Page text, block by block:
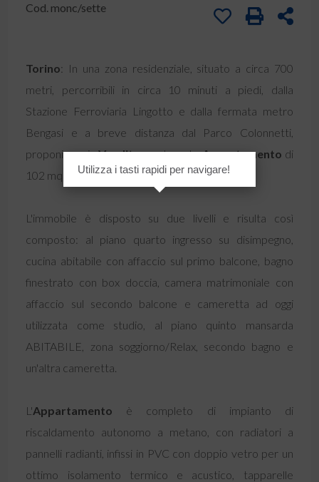
Cod. monc/sette
Torino: In una zona residenziale, situato a circa 700
metri, percorribili in circa 10 minuti a piedi, dalla
Stazione Ferroviaria Lingotto e dalla fermata metro
Bengasi e a breve distanza dal Parco Colonnetti,
proponiamo inVenditaun eleganteAppartamento di
102 mq completamente ristrutturato nel 2016.
L'immobile è disposto su due livelli e risulta così
composto: al piano quarto ingresso su disimpegno,
cucina abitabile con affaccio sul primo balcone, bagno
finestrato con box doccia, camera matrimoniale con
affaccio sul secondo balcone e cameretta ad oggi
utilizzata come studio, al piano quinto mansarda
ABITABILE, zona soggiorno/Relax, secondo bagno e
un'altra cameretta.
L'Appartamento è completo di impianto di
riscaldamento autonomo a metano, con radiatori a
pannelli radianti, infissi in PVC con doppio vetro per un
ottimo isolamento termico e acustico, tapparelle
Utilizza i tasti rapidi per navigare!